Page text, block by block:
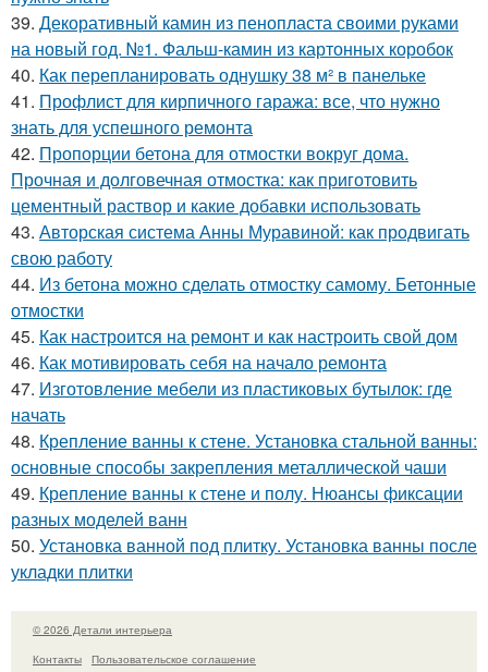
39. Декоративный камин из пенопласта своими руками
на новый год. №1. Фальш-камин из картонных коробок
40. Как перепланировать однушку 38 м² в панельке
41. Профлист для кирпичного гаража: все, что нужно
знать для успешного ремонта
42. Пропорции бетона для отмостки вокруг дома.
Прочная и долговечная отмостка: как приготовить
цементный раствор и какие добавки использовать
43. Авторская система Анны Муравиной: как продвигать
свою работу
44. Из бетона можно сделать отмостку самому. Бетонные
отмостки
45. Как настроится на ремонт и как настроить свой дом
46. Как мотивировать себя на начало ремонта
47. Изготовление мебели из пластиковых бутылок: где
начать
48. Крепление ванны к стене. Установка стальной ванны:
основные способы закрепления металлической чаши
49. Крепление ванны к стене и полу. Нюансы фиксации
разных моделей ванн
50. Установка ванной под плитку. Установка ванны после
укладки плитки
© 2026 Детали интерьера
Контакты
Пользовательское соглашение